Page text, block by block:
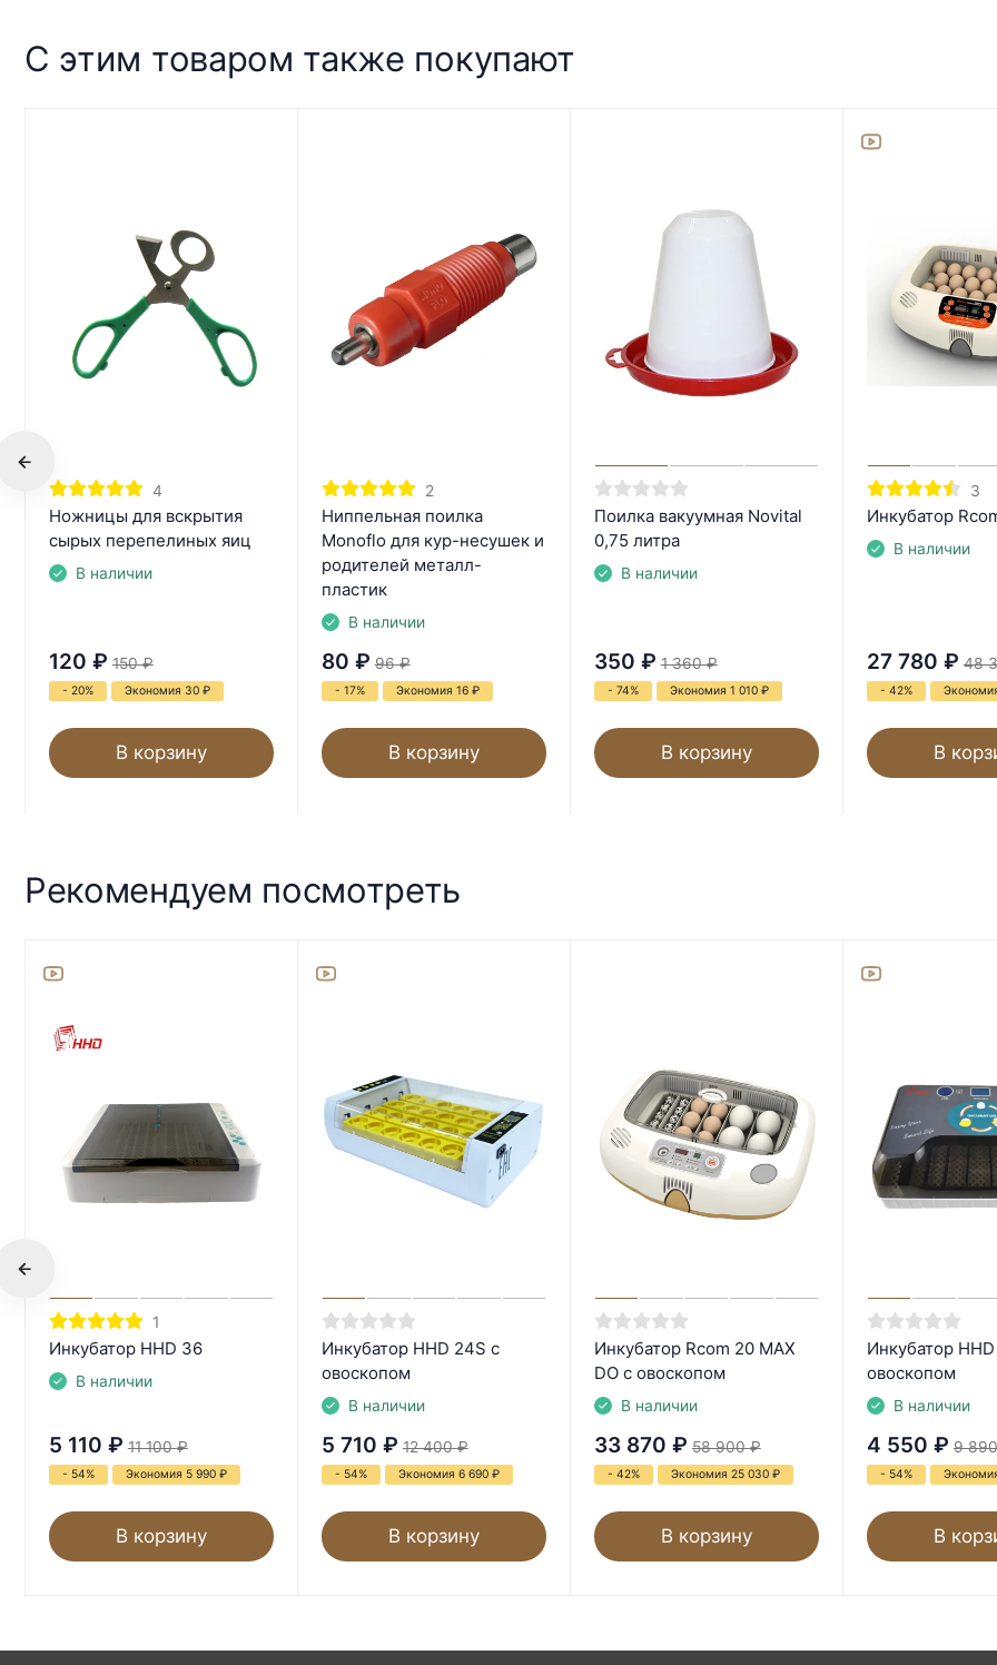
С этим товаром также покупают
4
Ножницы для вскрытия
сырых перепелиных яиц
В наличии
120 ₽ 150 ₽
- 20% Экономия 30 ₽
В корзину
2
Ниппельная поилка
Monoflo для кур-несушек и
родителей металл-
пластик
В наличии
80 ₽ 96 ₽
- 17% Экономия 16 ₽
В корзину
Поилка вакуумная Novital
0,75 литра
В наличии
350 ₽ 1 360 ₽
- 74% Экономия 1 010 ₽
В корзину
3
Инкубатор
В наличии
27 780 ₽ 48
- 42%
В
Рекомендуем посмотреть
1
Инкубатор HHD 36
В наличии
5 110 ₽ 11 100 ₽
- 54% Экономия 5 990 ₽
В корзину
Инкубатор HHD 24S с
овоскопом
В наличии
5 710 ₽ 12 400 ₽
- 54% Экономия 6 690 ₽
В корзину
Инкубатор Rcom 20 MAX
DO с овоскопом
В наличии
33 870 ₽ 58 900 ₽
- 42% Экономия 25 030 ₽
В корзину
Инкубатор
овоскопом
В наличии
4 550 ₽ 9 890
- 54%
В